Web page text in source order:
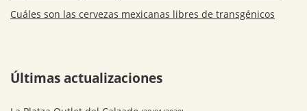
Cuáles son las cervezas mexicanas libres de transgénicos
Últimas actualizaciones